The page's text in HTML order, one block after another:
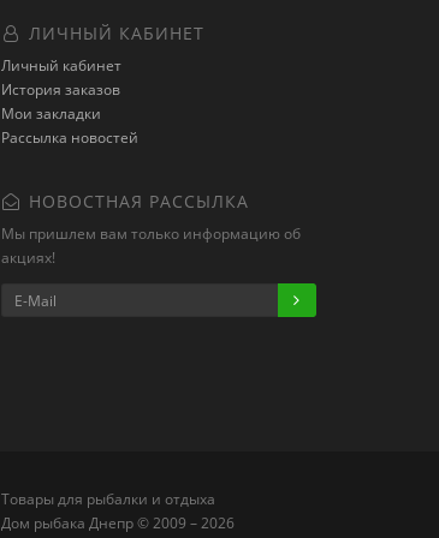
ЛИЧНЫЙ КАБИНЕТ
Личный кабинет
История заказов
Мои закладки
Рассылка новостей
НОВОСТНАЯ РАССЫЛКА
Мы пришлем вам только информацию об
акциях!
Товары для рыбалки и отдыха
Дом рыбака Днепр © 2009 – 2026